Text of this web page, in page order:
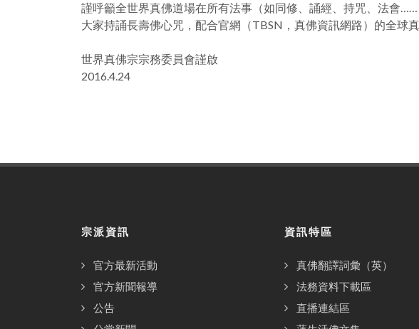
謹呼籲全世界真佛道場在所有法事（如同修、誦經、持咒、法會
大家持誦長壽佛心咒，配合官網（TBSN，真佛資訊網路）的全球
世界真佛宗宗務委員會謹啟
2016.4.24
宗派資訊
官方最新活動
官方新聞報導
公告
資訊特區
真佛翻譯詞彙（英）
法務資料下載區
直播連結區